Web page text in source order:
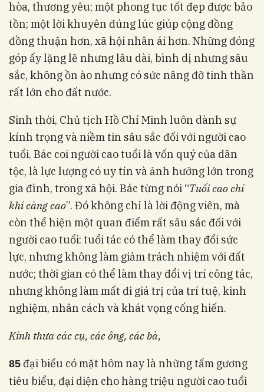
hòa, thương yêu; một phong tục tốt đẹp được bảo
tồn; một lời khuyên đúng lúc giúp cộng đồng
đồng thuận hơn, xã hội nhân ái hơn. Những đóng
góp ấy lặng lẽ nhưng lâu dài, bình dị nhưng sâu
sắc, không ồn ào nhưng có sức nâng đỡ tinh thần
rất lớn cho đất nước.
Sinh thời, Chủ tịch Hồ Chí Minh luôn dành sự
kính trọng và niềm tin sâu sắc đối với người cao
tuổi. Bác coi người cao tuổi là vốn quý của dân
tộc, là lực lượng có uy tín và ảnh hưởng lớn trong
gia đình, trong xã hội. Bác từng nói “Tuổi cao chí
khí càng cao”. Đó không chỉ là lời động viên, mà
còn thể hiện một quan điểm rất sâu sắc đối với
người cao tuổi: tuổi tác có thể làm thay đổi sức
lực, nhưng không làm giảm trách nhiệm với đất
nước; thời gian có thể làm thay đổi vị trí công tác,
nhưng không làm mất đi giá trị của trí tuệ, kinh
nghiệm, nhân cách và khát vọng cống hiến.
Kính thưa các cụ, các ông, các bà,
85 đại biểu có mặt hôm nay là những tấm gương
tiêu biểu, đại diện cho hàng triệu người cao tuổi